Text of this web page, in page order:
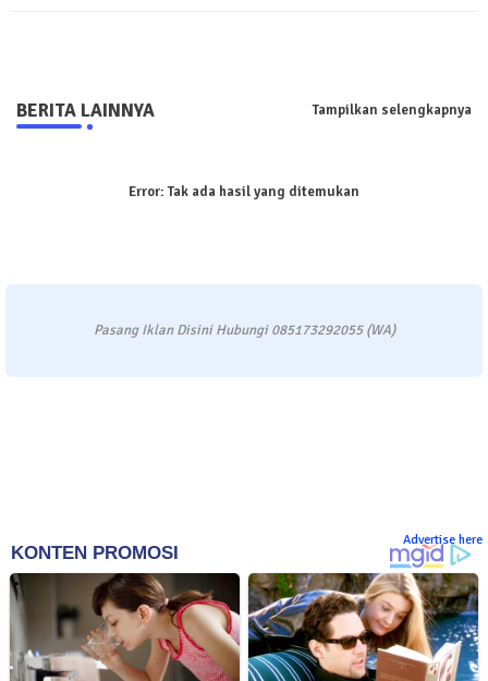
BERITA LAINNYA Tampilkan selengkapnya
Error:Tak ada hasil yang ditemukan
Pasang Iklan Disini Hubungi 085173292055 (WA)
Advertise here